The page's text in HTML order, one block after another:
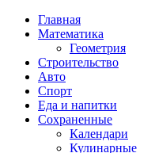
Главная
Математика
Геометрия
Строительство
Авто
Спорт
Еда и напитки
Сохраненные
Календари
Кулинарные